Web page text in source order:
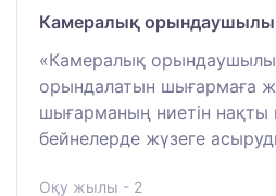
Камералық
«Камералық
орындалатын шығармаға
шығарманың ниетін нақты
бейнелерде жүзеге
Оқу жылы - 2